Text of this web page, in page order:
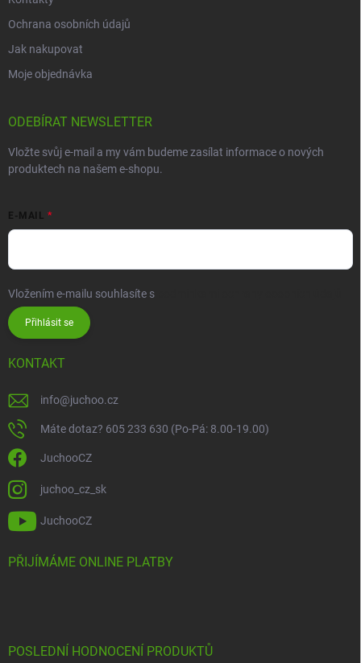
Ochrana osobních údajů
Jak nakupovat
Moje objednávka
ODEBÍRAT NEWSLETTER
Vložte svůj e-mail a my vám budeme zasílat informace o nových
produktech na našem e-shopu.
E-MAIL
Vložením e-mailu souhlasíte s
Přihlásit se
KONTAKT
info@juchoo.cz
Máte dotaz? 605 233 630 (Po-Pá: 8.00-19.00)
JuchooCZ
juchoo_cz_sk
JuchooCZ
PŘIJÍMÁME ONLINE PLATBY
POSLEDNÍ HODNOCENÍ PRODUKTŮ